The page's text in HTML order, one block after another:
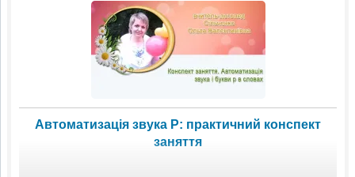
Автоматизація звука Р: практичний конспект
заняття